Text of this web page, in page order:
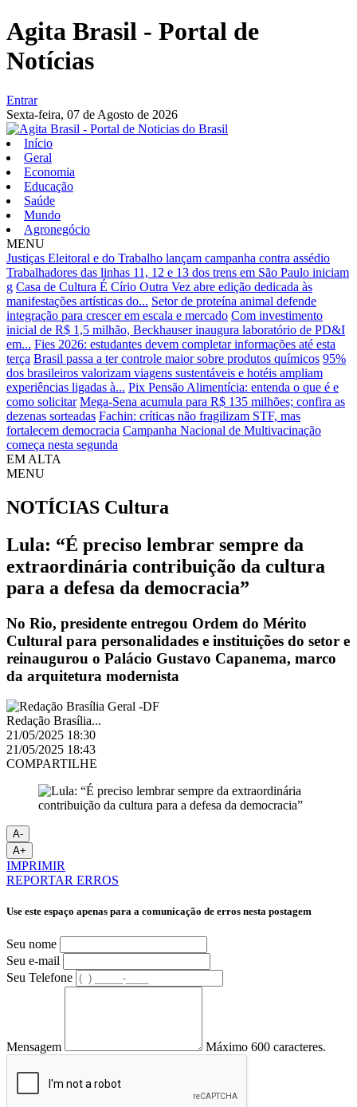
Agita Brasil - Portal de
Notícias
Entrar
Sexta-feira, 07 de Agosto de 2026
Início
Geral
Economia
Educação
Saúde
Mundo
Agronegócio
MENU
Justiças Eleitoral e do Trabalho lançam campanha contra assédio
Trabalhadores das linhas 11, 12 e 13 dos trens em São Paulo iniciam
g Casa de Cultura É Círio Outra Vez abre edição dedicada às
manifestações artísticas do... Setor de proteína animal defende
integração para crescer em escala e mercado Com investimento
inicial de R$ 1,5 milhão, Beckhauser inaugura laboratório de PD&I
em... Fies 2026: estudantes devem completar informações até esta
terça Brasil passa a ter controle maior sobre produtos químicos 95%
dos brasileiros valorizam viagens sustentáveis e hotéis ampliam
experiências ligadas à... Pix Pensão Alimentícia: entenda o que é e
como solicitar Mega-Sena acumula para R$ 135 milhões; confira as
dezenas sorteadas Fachin: críticas não fragilizam STF, mas
fortalecem democracia Campanha Nacional de Multivacinação
começa nesta segunda
EM ALTA
MENU
NOTÍCIAS Cultura
Lula: “É preciso lembrar sempre da
extraordinária contribuição da cultura
para a defesa da democracia”
No Rio, presidente entregou Ordem do Mérito
Cultural para personalidades e instituições do setor e
reinaugurou o Palácio Gustavo Capanema, marco
da arquitetura modernista
Redação Brasília...
21/05/2025 18:30
21/05/2025 18:43
COMPARTILHE
A-
A+
IMPRIMIR
REPORTAR ERROS
Use este espaço apenas para a comunicação de erros nesta postagem
Seu nome
Seu e-mail
Seu Telefone
Mensagem Máximo 600 caracteres.